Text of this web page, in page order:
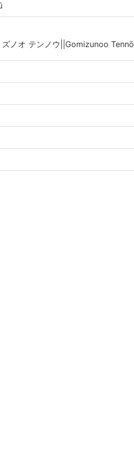
ノオ テンノウ||Gomizunoo Tennō